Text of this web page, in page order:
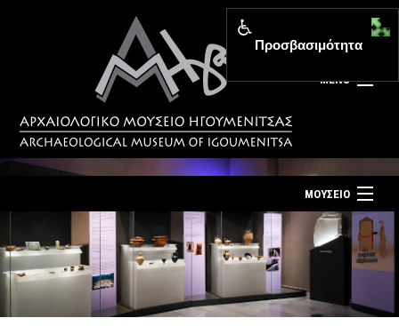
MENU
Αρχική σελίδα
Επίσκεψη
Επικοινωνία
ΜΟΥΣΕΙΟ
ΤΟ ΜΟΥΣΕΙΟ
ΕΚΘΕΣΕΙΣ
Προσβασιμότητα